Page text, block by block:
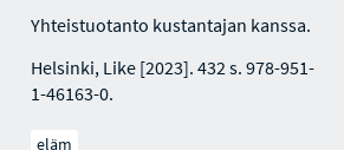
Yhteistuotanto kustantajan kanssa.
Helsinki, Like [2023]. 432 s. 978-951-
1-46163-0.
eläm